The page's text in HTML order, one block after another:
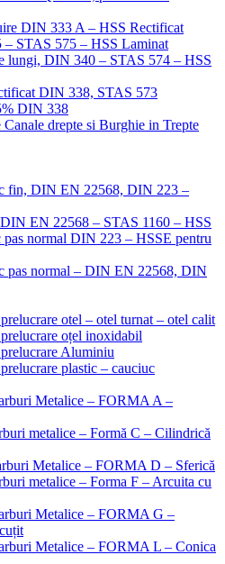
DIN 333 A – HSS Rectificat
STAS 575 – HSS Laminat
lungi, DIN 340 – STAS 574 – HSS
DIN 338, STAS 573
DIN 338
drepte si Burghie in Trepte
fin, DIN EN 22568, DIN 223 –
EN 22568 – STAS 1160 – HSS
normal DIN 223 – HSSE pentru
pas normal – DIN EN 22568, DIN
otel – otel turnat – otel calit
oțel inoxidabil
Aluminiu
plastic – cauciuc
Metalice – FORMA A –
metalice – Formă C – Cilindrică
Metalice – FORMA D – Sferică
metalice – Forma F – Arcuita cu
Metalice – FORMA G –
Metalice – FORMA L – Conica